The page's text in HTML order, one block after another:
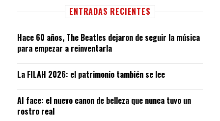
ENTRADAS RECIENTES
Hace 60 años, The Beatles dejaron de seguir la música
para empezar a reinventarla
La FILAH 2026: el patrimonio también se lee
AI face: el nuevo canon de belleza que nunca tuvo un
rostro real